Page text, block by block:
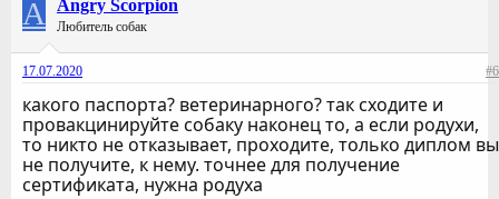
A Angry Scorpion
Любитель собак
17.07.2020 #6
какого паспорта? ветеринарного? так сходите и
провакцинируйте собаку наконец то, а если родухи,
то никто не отказывает, проходите, только диплом вы
не получите, к нему. точнее для получение
сертификата, нужна родуха